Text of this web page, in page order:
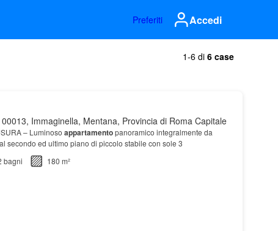
Preferiti Accedi
1-6 di 6 case
Immaginella, Mentana, Provincia di Roma Capitale
– Luminoso appartamentopanoramico integralmente da
secondo ed ultimo piano di piccolo stabile con sole 3
bagni 180 m²